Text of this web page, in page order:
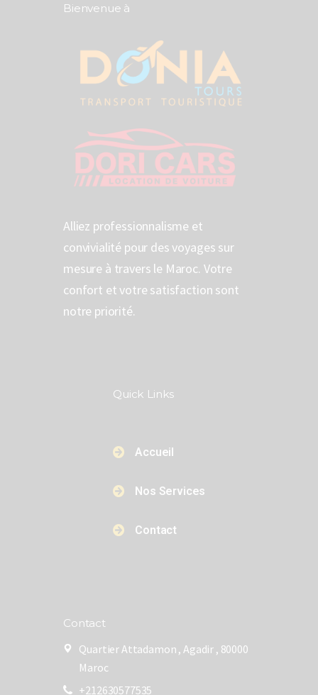
Bienvenue à
Alliez professionnalisme et
convivialité pour des voyages sur
mesure à travers le Maroc. Votre
confort et votre satisfaction sont
notre priorité.
Quick Links​​
Accueil
Nos Services
Contact
Contact
Quartier Attadamon , Agadir , 80000
Maroc
+212630577535